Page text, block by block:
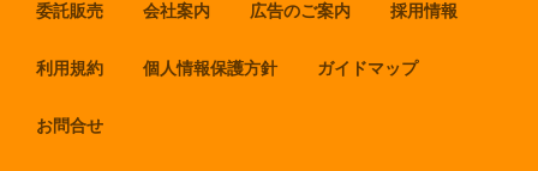
委託販売 会社案内 広告のご案内 採用情報
利用規約 個人情報保護方針 ガイドマップ
お問合せ